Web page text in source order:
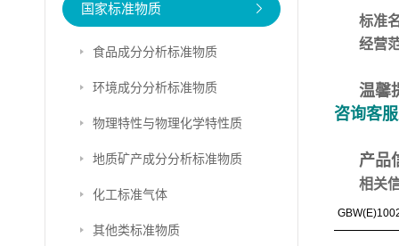
国家标准物质
食品成分分析标准物质
环境成分分析标准物质
物理特性与物理化学特性质
地质矿产成分分析标准物质
化工标准气体
其他类标准物质
标准
经营
温馨
咨询客
产品
相关